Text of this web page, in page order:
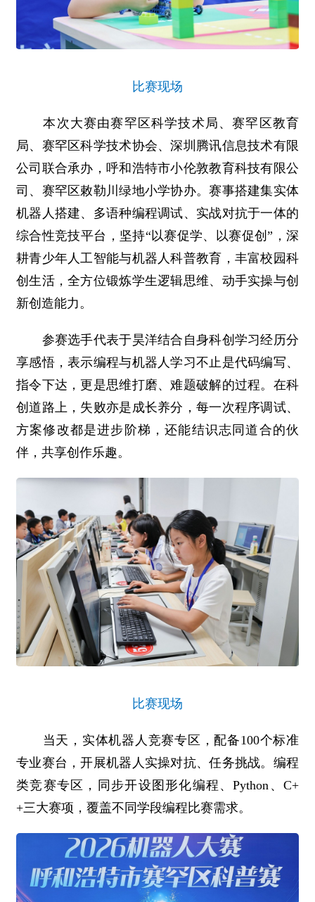
比赛现场
本次大赛由赛罕区科学技术局、赛罕区教育
局、赛罕区科学技术协会、深圳腾讯信息技术有限
公司联合承办，呼和浩特市小伦敦教育科技有限公
司、赛罕区敕勒川绿地小学协办。赛事搭建集实体
机器人搭建、多语种编程调试、实战对抗于一体的
综合性竞技平台，坚持“以赛促学、以赛促创”，深
耕青少年人工智能与机器人科普教育，丰富校园科
创生活，全方位锻炼学生逻辑思维、动手实操与创
新创造能力。
参赛选手代表于昊洋结合自身科创学习经历分
享感悟，表示编程与机器人学习不止是代码编写、
指令下达，更是思维打磨、难题破解的过程。在科
创道路上，失败亦是成长养分，每一次程序调试、
方案修改都是进步阶梯，还能结识志同道合的伙
伴，共享创作乐趣。
比赛现场
当天，实体机器人竞赛专区，配备100个标准
专业赛台，开展机器人实操对抗、任务挑战。编程
类竞赛专区，同步开设图形化编程、Python、C+
+三大赛项，覆盖不同学段编程比赛需求。